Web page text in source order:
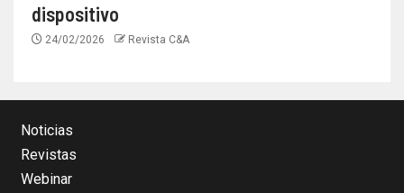
dispositivo
24/02/2026 Revista C&A
Noticias
Revistas
Webinar